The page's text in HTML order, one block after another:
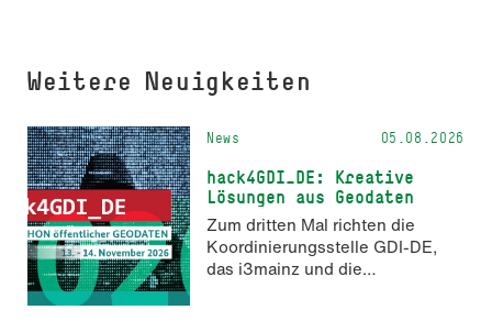
Weitere Neuigkeiten
News 05.08.2026
hack4GDI_DE: Kreative
Lösungen aus Geodaten
Zum dritten Mal richten die
Koordinierungsstelle GDI-DE,
das i3mainz und die